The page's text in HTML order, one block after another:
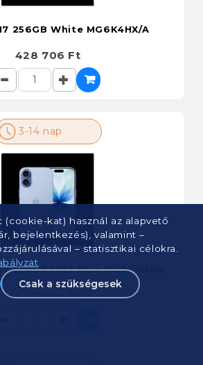
256GB White MG6K4HX/A
428 706 Ft
3-14 nap
256GB Mist Blue MG6L4HX/A
437 064 Ft
kat) használ az alapvető
bejelentkezés), valamint –
– statisztikai célokra.
Csak a szükségesek